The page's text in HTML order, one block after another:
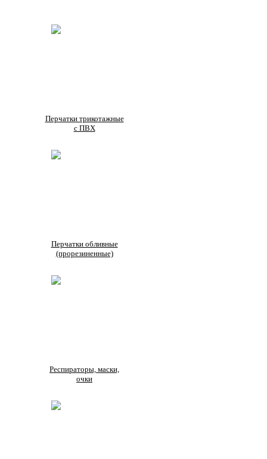
Перчатки трикотажные
с ПВХ
Перчатки обливные
(прорезиненные)
Респираторы, маски,
очки